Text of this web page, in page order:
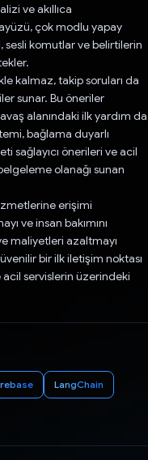
ve akıllıca
çok modlu yapay
komutlar ve belirtilerin
kalmaz, takip soruları da
sunar. Bu öneriler
alanındaki ilk yardım da
bağlama duyarlı
sağlayıcı önerileri ve acil
olanağı sunan
erişimi
ve insan bakımını
maliyetleri azaltmayı
bir ilk iletişim noktası
servislerin üzerindeki
LangChain